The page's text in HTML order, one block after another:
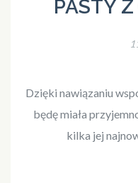
PASTY
Dzięki nawiązaniu
będę miała
kilka jej